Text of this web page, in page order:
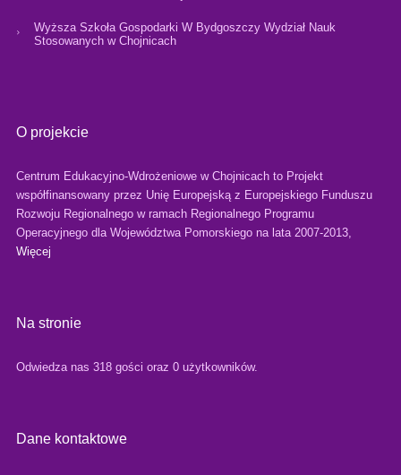
Wyższa Szkoła Gospodarki W Bydgoszczy Wydział Nauk
Stosowanych w Chojnicach
O projekcie
Centrum Edukacyjno-Wdrożeniowe w Chojnicach to Projekt
współfinansowany przez Unię Europejską z Europejskiego Funduszu
Rozwoju Regionalnego w ramach Regionalnego Programu
Operacyjnego dla Województwa Pomorskiego na lata 2007-2013,
Więcej
Na stronie
Odwiedza nas 318 gości oraz 0 użytkowników.
Dane kontaktowe